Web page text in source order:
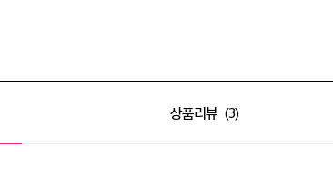
상품리뷰 3